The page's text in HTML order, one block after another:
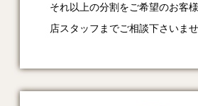
それ以上の分割をご希望のお客
店スタッフまでご相談下さいませ